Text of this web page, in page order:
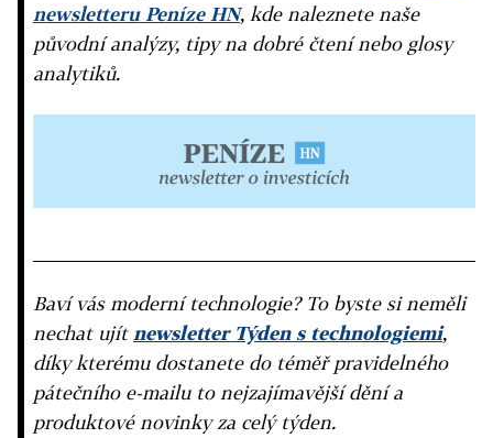
newsletteru Peníze HN, kde naleznete naše
původní analýzy, tipy na dobré čtení nebo glosy
analytiků.
Baví vás moderní technologie? To byste si neměli
nechat ujítnewsletter Týden s technologiemi,
díky kterému dostanete do téměř pravidelného
pátečního e-mailu to nejzajímavější dění a
produktové novinky za celý týden.